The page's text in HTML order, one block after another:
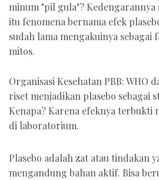
minum "pil gula"? Kedengarannya
itu fenomena bernama efek
sudah lama mengakuinya sebagai
mitos.
Organisasi Kesehatan PBB: WHO
riset menjadikan plasebo sebagai
Kenapa? Karena efeknya terbukti
di laboratorium.
Plasebo adalah zat atau tindakan
mengandung bahan aktif. Bisa